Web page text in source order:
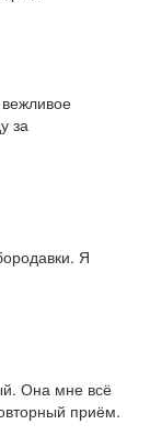
за
Я
Она мне всё
приём.